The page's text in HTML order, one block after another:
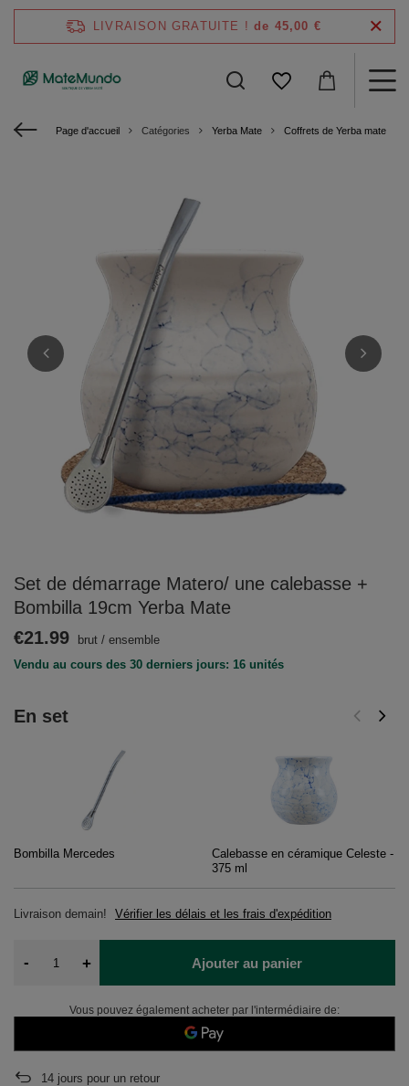
LIVRAISON GRATUITE ! de 45,00 €
Page d'accueil Catégories Yerba Mate Coffrets de Yerba mate
Set de démarrage Matero/ une calebasse +
Bombilla 19cm Yerba Mate
En set
Bombilla Mercedes
Calebasse en céramique Celeste -
375 ml
Livraison demain! Vérifier les délais et les frais d'expédition
€21.99 brut / ensemble
Vendu au cours des 30 derniers jours: 16 unités
- + Ajouter au panier
Vous pouvez également acheter par l'intermédiaire de:
14 jours pour un retour